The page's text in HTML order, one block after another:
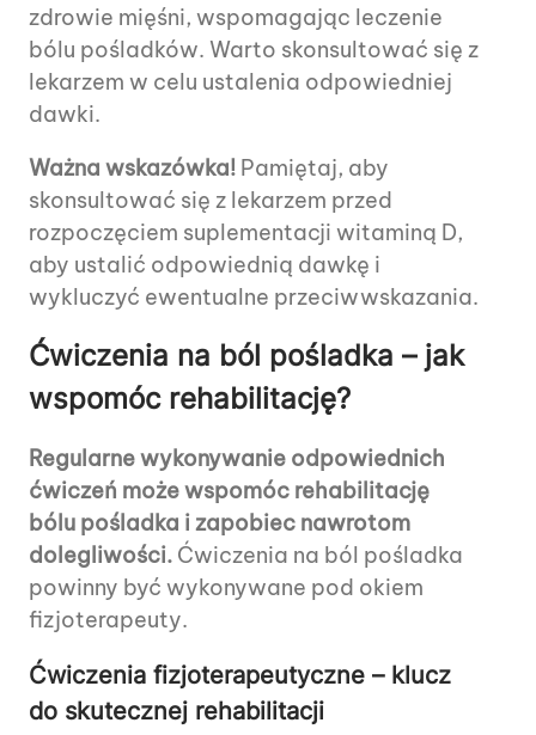
zdrowie mięśni, wspomagając leczenie
bólu pośladków. Warto skonsultować się z
lekarzem w celu ustalenia odpowiedniej
dawki.
Ważna wskazówka! Pamiętaj, aby
skonsultować się z lekarzem przed
rozpoczęciem suplementacji witaminą D,
aby ustalić odpowiednią dawkę i
wykluczyć ewentualne przeciwwskazania.
Ćwiczenia na ból pośladka – jak
wspomóc rehabilitację?
Regularne wykonywanie odpowiednich
ćwiczeń może wspomóc rehabilitację
bólu pośladka i zapobiec nawrotom
dolegliwości. Ćwiczenia na ból pośladka
powinny być wykonywane pod okiem
fizjoterapeuty.
Ćwiczenia fizjoterapeutyczne – klucz
do skutecznej rehabilitacji